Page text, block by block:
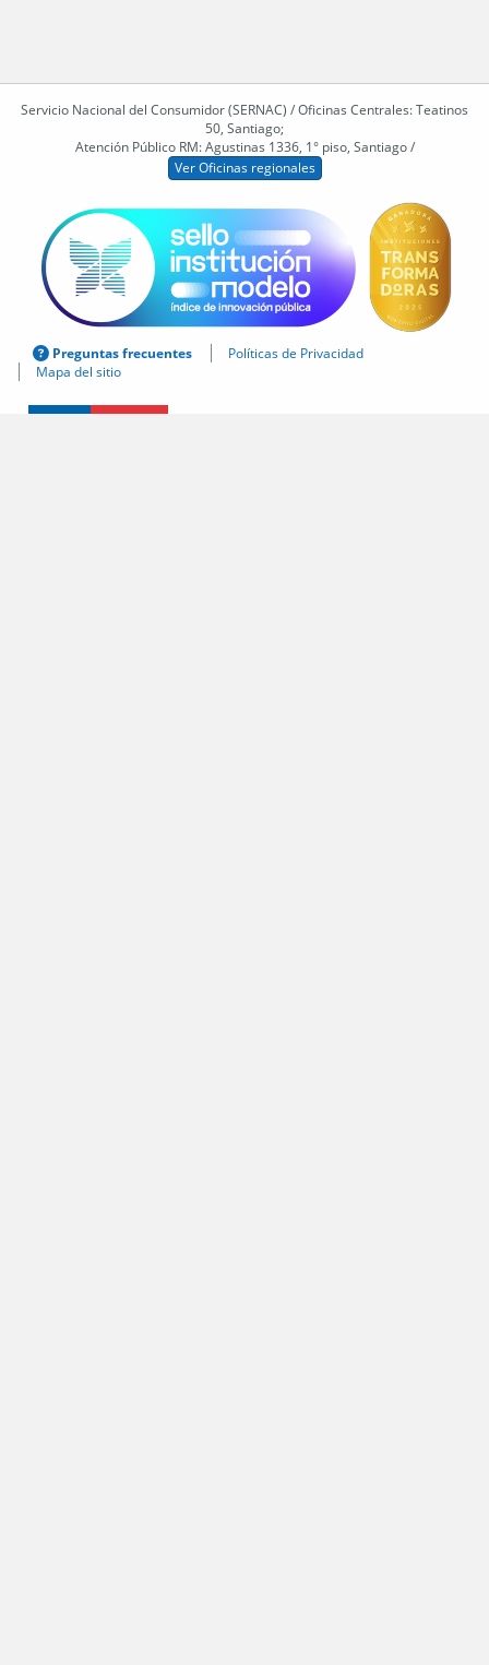
Servicio Nacional del Consumidor (SERNAC) / Oficinas Centrales: Teatinos
50, Santiago;
Atención Público RM: Agustinas 1336, 1° piso, Santiago /
Ver Oficinas regionales
Preguntas frecuentes
Políticas de Privacidad
Mapa del sitio